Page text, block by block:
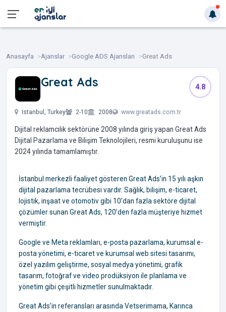
Anasayfa Ajanslar Google ADS Ajansları Great Ads
Great Ads 4.8
Istanbul, Turkey 2-10 2008 www.greatads.com.tr
Dijital reklamcılık sektörüne 2008 yılında giriş yapan Great Ads
Dijital Pazarlama ve Bilişim Teknolojileri, resmi kuruluşunu ise
2024 yılında tamamlamıştır.
İstanbul merkezli faaliyet gösteren Great Ads’in 15 yılı aşkın
dijital pazarlama tecrübesi vardır. Sağlık, bilişim, e-ticaret,
lojistik, inşaat ve otomotiv gibi 10’dan fazla sektöre dijital
çözümler sunan Great Ads, 120’den fazla müşteriye hizmet
vermiştir.
Google ve Meta reklamları, e-posta pazarlama, kurumsal e-
posta yönetimi, e-ticaret ve kurumsal web sitesi tasarımı,
özel yazılım geliştirme, sosyal medya yönetimi, grafik
tasarım, fotoğraf ve video prodüksiyon ile planlama ve
yönetim gibi çeşitli hizmetler sunulmaktadır.
Great Ads’in referansları arasında Vetserimama, Karınca